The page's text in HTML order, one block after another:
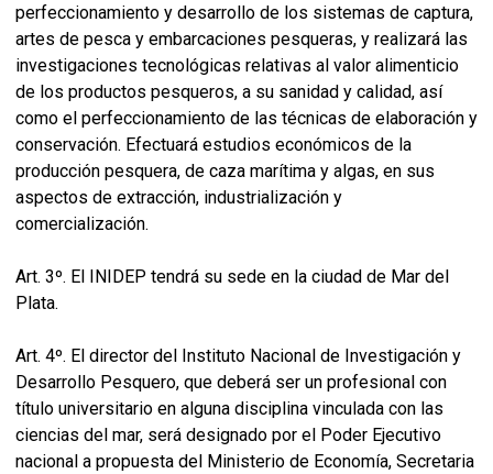
perfeccionamiento y desarrollo de los sistemas de captura,
artes de pesca y embarcaciones pesqueras, y realizará las
investigaciones tecnológicas relativas al valor alimenticio
de los productos pesqueros, a su sanidad y calidad, así
como el perfeccionamiento de las técnicas de elaboración y
conservación. Efectuará estudios económicos de la
producción pesquera, de caza marítima y algas, en sus
aspectos de extracción, industrialización y
comercialización.
Art. 3º. El INIDEP tendrá su sede en la ciudad de Mar del
Plata.
Art. 4º. El director del Instituto Nacional de Investigación y
Desarrollo Pesquero, que deberá ser un profesional con
título universitario en alguna disciplina vinculada con las
ciencias del mar, será designado por el Poder Ejecutivo
nacional a propuesta del Ministerio de Economía, Secretaria